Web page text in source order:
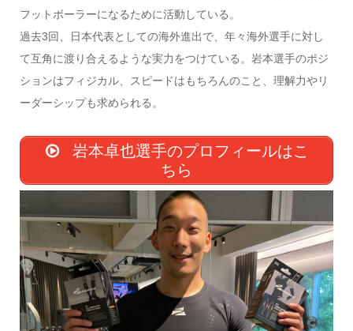
フットボーラーになるために活動している。
過去3回、日本代表としての海外進出で、年々海外選手に対し
て互角に渡り合えるような実力をつけている。岩本選手のポジ
ションはフィジカル、スピードはもちろんのこと、理解力やリ
ーダーシップも求められる。
岩本卓也選手のプロフィールはこ
ちら